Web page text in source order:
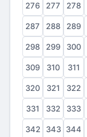
276 277 278
287 288 289
298 299 300
309 310 311
320 321 322
331 332 333
342 343 344